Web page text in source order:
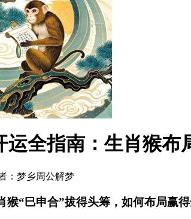
运全指南：生肖猴布
：梦乡周公解梦
猴“巳申合”拔得头筹，如何布局赢